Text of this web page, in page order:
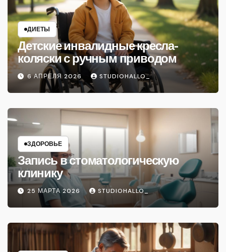
ДИЕТЫ
Детские инвалидные кресла-
коляски с ручным приводом
6 АПРЕЛЯ 2026 STUDIOHALLO_
ЗДОРОВЬЕ
Запись в стоматологическую
клинику
25 МАРТА 2026 STUDIOHALLO_